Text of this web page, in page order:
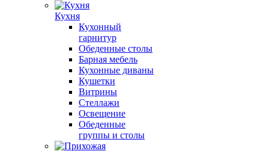
Кухня
Кухонный
гарнитур
Обеденные столы
Барная мебель
Кухонные диваны
Кушетки
Витрины
Стеллажи
Освещение
Обеденные
группы и столы